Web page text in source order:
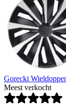
Gorecki
Meest verkocht